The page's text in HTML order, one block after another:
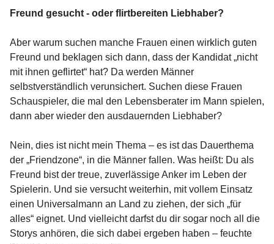
Freund gesucht - oder flirtbereiten Liebhaber?
Aber warum suchen manche Frauen einen wirklich guten
Freund und beklagen sich dann, dass der Kandidat „nicht
mit ihnen geflirtet“ hat? Da werden Männer
selbstverständlich verunsichert. Suchen diese Frauen
Schauspieler, die mal den Lebensberater im Mann spielen,
dann aber wieder den ausdauernden Liebhaber?
Nein, dies ist nicht mein Thema – es ist das Dauerthema
der „Friendzone“, in die Männer fallen. Was heißt: Du als
Freund bist der treue, zuverlässige Anker im Leben der
Spielerin. Und sie versucht weiterhin, mit vollem Einsatz
einen Universalmann an Land zu ziehen, der sich „für
alles“ eignet. Und vielleicht darfst du dir sogar noch all die
Storys anhören, die sich dabei ergeben haben – feuchte